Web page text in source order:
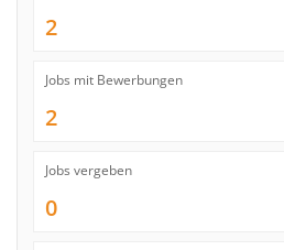
2
Jobs mit Bewerbungen
2
Jobs vergeben
0